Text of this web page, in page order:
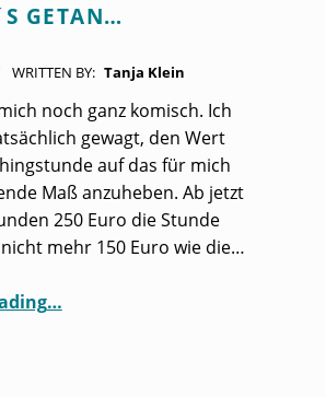
GETAN…
WRITTEN BY: Tanja Klein
noch ganz komisch. Ich
gewagt, den Wert
auf das für mich
Maß anzuheben. Ab jetzt
250 Euro die Stunde
mehr 150 Euro wie die…
…